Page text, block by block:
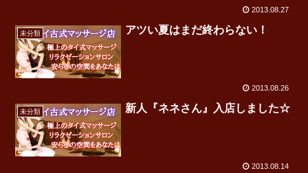
2013.08.27
未分類 アツい夏はまだ終わらない！
2013.08.26
未分類 新人『ネネさん』入店しました☆
2013.08.14